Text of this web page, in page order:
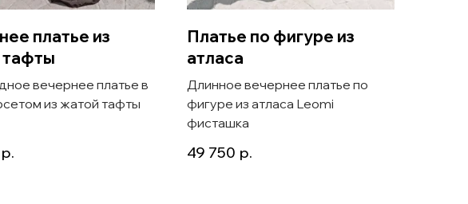
платье из
вечернее платье в
из жатой тафты
р.
Платье по фигуре из
атласа
Длинное вечернее платье по
фигуре из атласа Leomi
фисташка
49 750 р.